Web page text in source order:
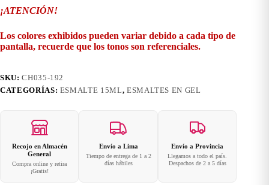
¡ATENCIÓN!
Los colores exhibidos pueden variar debido a cada tipo de
pantalla, recuerde que los tonos son referenciales.
SKU:CH035-192
CATEGORÍAS: ESMALTE 15ML, ESMALTES EN GEL
Recojo en Almacén
General
Compra online y retira
¡Gratis!
Envío a Lima
Tiempo de entrega de 1 a 2
días hábiles
Envío a Provincia
Llegamos a todo el país.
Despachos de 2 a 5 días